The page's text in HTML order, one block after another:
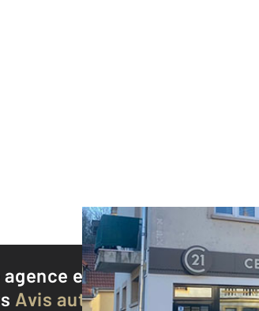
agence est notée9,2/10
Avis authentifiés par